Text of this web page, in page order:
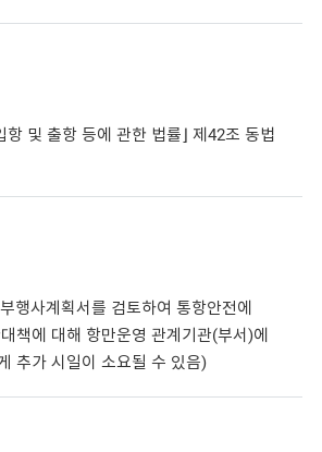
항 및 출항 등에 관한 법률⌋ 제42조 동법
행사계획서를 검토하여 통항안전에
책에 대해 항만운영 관계기관(부서)에
추가 시일이 소요될 수 있음)